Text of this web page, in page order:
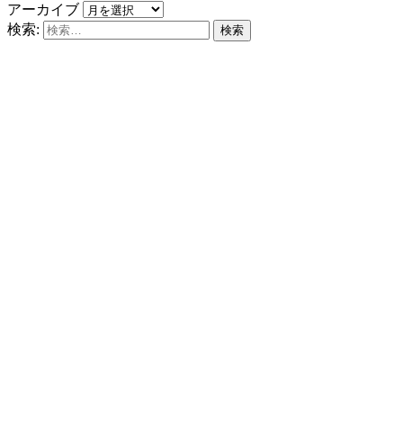
アーカイブ
検索: